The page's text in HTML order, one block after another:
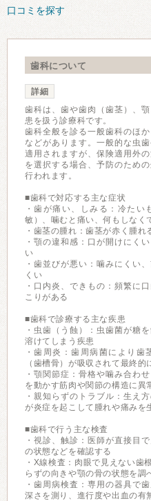
口コミを探す
歯科について
詳細
歯科は、歯や歯肉（歯茎）、
患を扱う診療科です。
歯科全般を診る一般歯科のほ
などがあります。一般的な虫
適用されますが、保険適用外
を選択する場合、予防のため
行われます。
■歯科で対応する主な症状
・歯が痛い、しみる：冷たい
敏）、噛むと痛い、何もしなく
・歯茎の腫れ：歯茎が赤く腫れ
・顎の違和感：口が開けにく
い
・歯並びが悪い：噛みにくい
くい
・口内炎、できもの：頻繁に
こりがある
■歯科で診療する主な疾患
・虫歯（う蝕）：虫歯菌が糖
溶けてしまう疾患
・歯周炎：歯周病菌により歯
（歯槽骨）が吸収されて最終
・顎関節症：骨格や噛み合わ
を動かす筋肉や関節の構造に異
・親知らずのトラブル：生え
が炎症を起こして腫れや痛みを
■歯科で行う主な検査
・視診、触診：医師が直接目
の状態などを確認する
・X線検査：肉眼で見えない歯
らずの向きや顎の骨の状態を調
・歯周病検査：専用の器具で
深さを測り、進行度や出血の有